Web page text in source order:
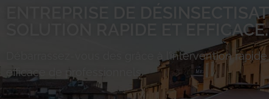
ENTREPRISE DE
SOLUTION RAPIDE ET EFFICACE.
grâce à l’intervention
efficace de professionnels.